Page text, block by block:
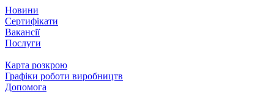
Новини
Сертифікати
Вакансії
Послуги
Карта розкрою
Графіки роботи виробництв
Допомога